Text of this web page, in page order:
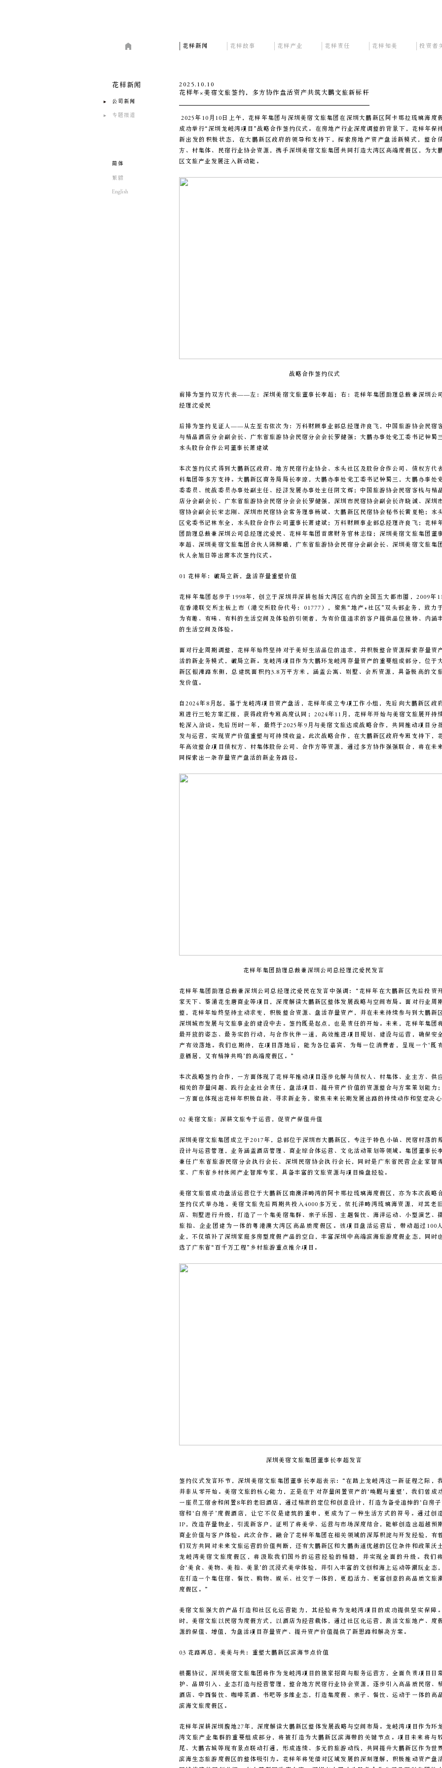
花样新闻 花样故事 花样产业 花样责任 花样知美 投资者
花样新闻
公司新闻
专题报道
简体
繁軆
English
2025.10.10
花样年×美宿文旅签约，多方协作盘活资产共筑大鹏文旅新标杆
2025年10月10日上午，花样年集团与深圳美宿文旅集团在深圳大鹏新区阿卡那拉琉璃海度
成功举行“深圳龙岐湾项目”战略合作签约仪式。在房地产行业深度调整的背景下，花样年保
新出发的积极状态，在大鹏新区政府的领导和支持下，探索房地产资产盘活新模式，整合
方、村集体、民宿行业协会资源，携手深圳美宿文旅集团共同打造大湾区高端度假区，为大
区文旅产业发展注入新动能。
战略合作签约仪式
前排为签约双方代表——左：深圳美宿文旅董事长李超；右：花样年集团助理总裁兼深圳公
经理沈爱民
后排为签约见证人——从左至右依次为：万科财顾事业部总经理许良飞，中国旅游协会民宿
与精品酒店分会副会长、广东省旅游协会民宿分会会长罗健强；大鹏办事处党工委书记钟蜀三
水头股份合作公司董事长萧建斌
本次签约仪式得到大鹏新区政府、地方民宿行业协会、水头社区及股份合作公司、债权方代
科集团等多方支持。大鹏新区商务局局长李琼，大鹏办事处党工委书记钟蜀三，大鹏办事处
委委员、统战委员办事处副主任、经济发展办事处主任阴文辉；中国旅游协会民宿客栈与精
店分会副会长、广东省旅游协会民宿分会会长罗健强，深圳市民宿协会副会长许晓诚、深圳
宿协会副会长宋志刚、深圳市民宿协会常务理事杨斌、大鹏新区民宿协会秘书长黄夏艳；水
区党委书记林东全，水头股份合作公司董事长萧建斌；万科财顾事业部总经理许良飞；花样
团助理总裁兼深圳公司总经理沈爱民、花样年集团首席财务官林志锋；深圳美宿文旅集团董
李超、深圳美宿文旅集团合伙人陈柳曦，广东省旅游协会民宿分会副会长、深圳美宿文旅集
伙人余旭日等出席本次签约仪式。
01 花样年：破局立新，盘活存量重塑价值
花样年集团起步于1998年，创立于深圳并深耕包括大湾区在内的全国五大都市圈，2009年
在香港联交所主板上市（港交所股份代号：01777），聚焦“地产+社区”双头部业务，致力
为有趣、有味、有料的生活空间及体验的引领者，为有价值追求的客户提供品位独特、内涵
的生活空间及体验。
面对行业周期调整，花样年始终坚持对于美好生活品位的追求，并积极整合资源探索存量资
活的新业务模式，破局立新。龙岐湾项目作为大鹏环龙岐湾存量资产的重要组成部分，位于
新区银滩路东侧，总建筑面积约3.8万平方米，涵盖公寓、别墅、会所资源，具备极高的文
发价值。
自2024年8月起，基于龙岐湾项目资产盘活，花样年成立专项工作小组，先后向大鹏新区政
班进行三轮方案汇报，获得政府专班高度认同；2024年11月，花样年开始与美宿文旅展开持
轮深入洽谈。先后历时一年，最终于2025年9月与美宿文旅达成战略合作，共同推动项目分
发与运营，实现资产价值重塑与可持续收益。此次战略合作，在大鹏新区政府专班支持下，
年高效整合项目债权方、村集体股份公司、合作方等资源，通过多方协作强强联合，将在未
同探索出一条存量资产盘活的新业务路径。
花样年集团助理总裁兼深圳公司总经理沈爱民发言
花样年集团助理总裁兼深圳公司总经理沈爱民在发言中强调：“花样年在大鹏新区先后投资
家天下、葵涌花生唐商业等项目，深度解读大鹏新区整体发展战略与空间布局。面对行业周
整，花样年始终坚持主动求变，积极整合资源、盘活存量资产，并在未来持续参与到大鹏新
深圳城市发展与文旅事业的建设中去。签约既是起点，也是责任的开始。未来，花样年集团
最开放的姿态、最务实的行动，与合作伙伴一道，高效推进项目规划、建设与运营，确保安
产有效落地。我们也期待，在项目落地后，能为各位嘉宾、为每一位消费者，呈现一个‘既
意栖居，又有精神共鸣’的高端度假区。”
本次战略签约合作，一方面体现了花样年推动项目逐步化解与债权人、村集体、业主方、供
相关的存量问题、践行企业社会责任，盘活项目、提升资产价值的资源整合与方案策划能力
一方面也体现出花样年积极自救、寻求新业务，聚焦未来长期发展出路的持续动作和坚定决心
02 美宿文旅：深耕文旅专于运营，促资产保值升值
深圳美宿文旅集团成立于2017年，总部位于深圳市大鹏新区，专注于特色小镇、民宿村落的
设计与运营管理，业务涵盖酒店管理、商业综合体运营、文化活动策划等领域。集团董事长
兼任广东省旅游民宿分会执行会长、深圳民宿协会执行会长，同时是广东省民营企业家智
家、广东省乡村休闲产业智库专家，具备丰富的文旅资源与项目操盘经验。
美宿文旅曾成功盘活运营位于大鹏新区南澳洋畴湾的阿卡那拉琉璃海度假区，亦为本次战略
签约仪式举办地。美宿文旅先后两期共投入4000多万元，依托洋畴湾琉璃海资源，对其老
店、别墅进行升级，打造了一个集美宿集群、亲子乐园、主题餐饮、海洋运动、小型演艺、
旅拍、企业团建为一体的粤港澳大湾区高品质度假区。该项目盘活运营后，带动超过100
业，不仅填补了深圳家庭多房型度假产品的空白，丰富深圳中高端滨海旅游度假业态，同时
选了广东省“百千万工程”乡村旅游重点推介项目。
深圳美宿文旅集团董事长李超发言
签约仪式发言环节，深圳美宿文旅集团董事长李超表示：“在踏上龙岐湾这一新征程之际，
并非从零开始。美宿文旅的核心能力，正是在于对存量闲置资产的‘唤醒与重塑’，我们曾成
一座员工宿舍和闲置8年的老旧酒店，通过精准的定位和创意设计，打造为备受追捧的‘白房子
宿和‘白房子’度假酒店，让它不仅是建筑的重申，更成为了一种生活方式的符号。通过创
IP，改造存量物业，引流新客户，证明了将美学、运营与市场深度结合，能够创造出超越预
商业价值与客户体验。此次合作，融合了花样年集团在相关领域的深厚积淀与开发经验，有
们双方共同对未来文旅运营的价值判断，还有大鹏新区和大鹏街道优越的区位条件和政策沃土
龙岐湾美宿文旅度假区，将汲取我们国外的运营经验的精髓，并实现全面的升级。我们
合‘美食、美物、美拍、美景’的沉浸式美学体验，并引入丰富的文创和海上运动等潮玩业态
在打造一个集住宿、餐饮、购物、娱乐、社交于一体的，更趋活力、更富创意的高品质文旅
度假区。”
美宿文旅强大的产品打造和社区化运营能力，其经验将为龙岐湾项目的成功提供坚实保障
时，美宿文旅以民宿为度假方式，以酒店为经营载体，通过社区化运营，激活文旅地产、度
源的保值、增值，为盘活项目存量资产、提升资产价值提供了新思路和解决方案。
03 花路再启，美美与共：重塑大鹏新区滨海节点价值
根据协议，深圳美宿文旅集团将作为龙岐湾项目的独家招商与服务运营方，全面负责项目日
护、品牌引入、业态打造与经营管理，整合地方民宿行业协会资源，逐步引入高品质民宿、
酒店、中西餐饮、咖啡茶酒、书吧等多维业态，打造集度假、亲子、餐饮、运动于一体的高
滨海文旅度假区。
花样年深耕深圳腹地27年，深度解读大鹏新区整体发展战略与空间布局。龙岐湾项目作为环
湾文旅产业集群的重要组成部分，将被打造为大鹏新区滨海带的关键节点。项目未来将与
尾、大鹏古城等现有景点联动打通，形成连续、多元的旅游动线，共同提升大鹏新区作为世
滨海生态旅游度假区的整体吸引力。花样年将凭借对区域发展的深刻理解，积极推动资产盘